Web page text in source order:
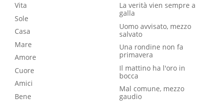
Vita
Sole
Casa
Mare
Amore
Cuore
Amici
Bene
La verità vien sempre a
galla
Uomo avvisato, mezzo
salvato
Una rondine non fa
primavera
Il mattino ha l'oro in
bocca
Mal comune, mezzo
gaudio